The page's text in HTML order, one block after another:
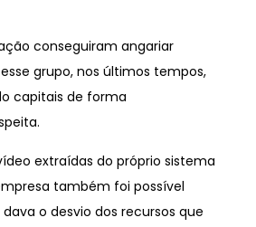
conseguiram angariar
grupo, nos últimos tempos,
capitais de forma
extraídas do próprio sistema
também foi possível
o desvio dos recursos que